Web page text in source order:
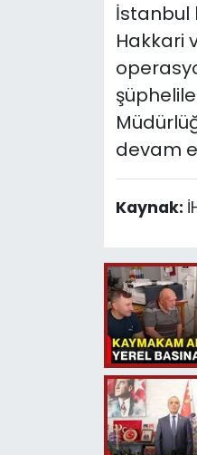
İstanbul
Hakkari
devam
Kaynak: